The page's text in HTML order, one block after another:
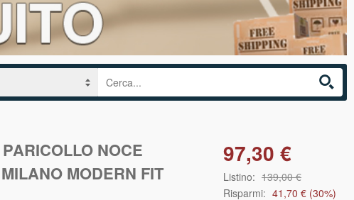
NOCE
MODERN FIT
97,30 €
Listino: 139,00 €
Risparmi: 41,70 € (30%)